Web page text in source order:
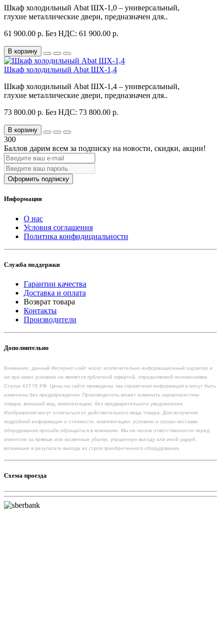
Шкаф холодильный Abat ШХ-1,0 – универсальный,
глухие металлические двери, предназначен для..
61 900.00 р. Без НДС: 61 900.00 р.
В корзину
Шкаф холодильный Abat ШХ-1,4
Шкаф холодильный Abat ШХ-1,4 – универсальный,
глухие металлические двери, предназначен для..
73 800.00 р. Без НДС: 73 800.00 р.
В корзину
300
Баллов дарим всем за подписку на новости, скидки, акции!
Оформить подписку
Информация
О нас
Условия соглашения
Политика конфидициальности
Служба поддержки
Гарантии качества
Доставка и оплата
Возврат товара
Контакты
Производители
Дополнительно
Внимание, данный Интернет-сайт носит исключительно информационный характер и
ни при каких условиях не является публичной офертой, определяемой положениями
Статьи 437 ГК РФ. Цены на сайте приведены, как справочная информация и могут быть
изменены без предупреждения. Производитель может изменить характеристики
товара, внешний вид, комплектацию, без предварительного уведомления.
Изображения могут отличаться от действительного вида товара. Для получения
подробной информации о стоимости, комплектации, условиях и сроках поставки
оборудования просьба обращаться в компанию. Мы не несем ответственности перед
клиентом за прямые или косвенные убытки, упущенную выгоду или иной ущерб,
возникшие в результате выхода из строя приобретенного оборудования.
Схема проезда